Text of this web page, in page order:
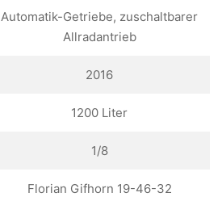
Automatik-Getriebe, zuschaltbarer
Allradantrieb
2016
1200 Liter
1/8
Florian Gifhorn 19-46-32